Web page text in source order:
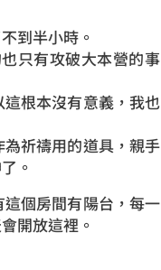
到半小時。
只有攻破大本營的事
這根本沒有意義，我也
祈禱用的道具，親手
。
個房間有陽台，每一
開放這裡。